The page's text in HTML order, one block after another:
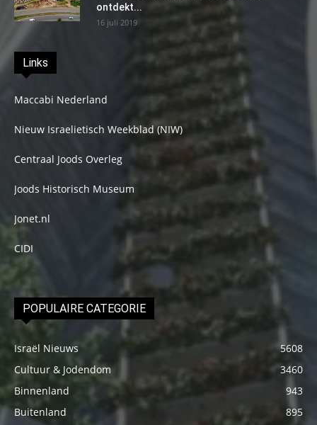
ontdekt...
16 juli 2019
Links
Maccabi Nederland
Nieuw Israelietisch Weekblad (NIW)
Centraal Joods Overleg
Joods Historisch Museum
Jonet.nl
CIDI
POPULAIRE CATEGORIE
Israël Nieuws
5608
Cultuur & Jodendom
3460
Binnenland
943
Buitenland
895